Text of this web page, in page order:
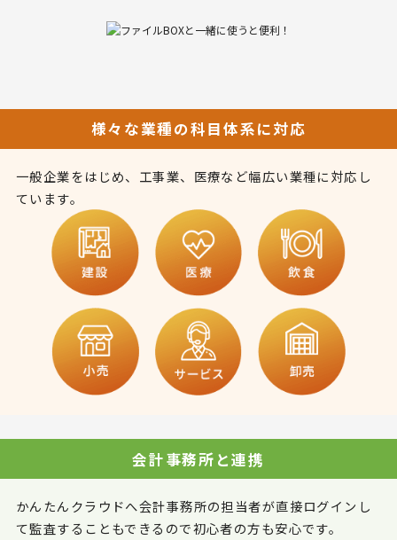
様々な業種の科目体系に対応
一般企業をはじめ、工事業、医療など幅広い業種に対応し
ています。
会計事務所と連携
かんたんクラウドへ会計事務所の担当者が直接ログインし
て監査することもできるので初心者の方も安心です。